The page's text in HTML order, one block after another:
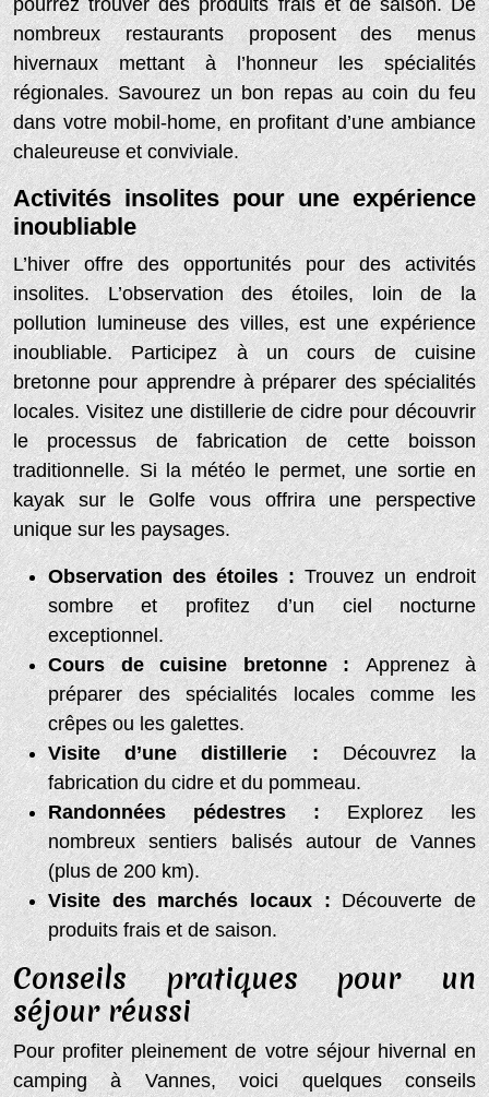
nombreux restaurants proposent des menus
hivernaux mettant à l’honneur les spécialités
régionales. Savourez un bon repas au coin du feu
dans votre mobil-home, en profitant d’une ambiance
chaleureuse et conviviale.
Activités insolites pour une expérience
inoubliable
L’hiver offre des opportunités pour des activités
insolites. L’observation des étoiles, loin de la
pollution lumineuse des villes, est une expérience
inoubliable. Participez à un cours de cuisine
bretonne pour apprendre à préparer des spécialités
locales. Visitez une distillerie de cidre pour découvrir
le processus de fabrication de cette boisson
traditionnelle. Si la météo le permet, une sortie en
kayak sur le Golfe vous offrira une perspective
unique sur les paysages.
Observation des étoiles :Trouvez un endroit
sombre et profitez d’un ciel nocturne
exceptionnel.
Cours de cuisine bretonne :Apprenez à
préparer des spécialités locales comme les
crêpes ou les galettes.
Visite d’une distillerie :Découvrez la
fabrication du cidre et du pommeau.
Randonnées pédestres :Explorez les
nombreux sentiers balisés autour de Vannes
(plus de 200 km).
Visite des marchés locaux :Découverte de
produits frais et de saison.
Conseils pratiques pour un
séjour réussi
Pour profiter pleinement de votre séjour hivernal en
camping à Vannes, voici quelques conseils